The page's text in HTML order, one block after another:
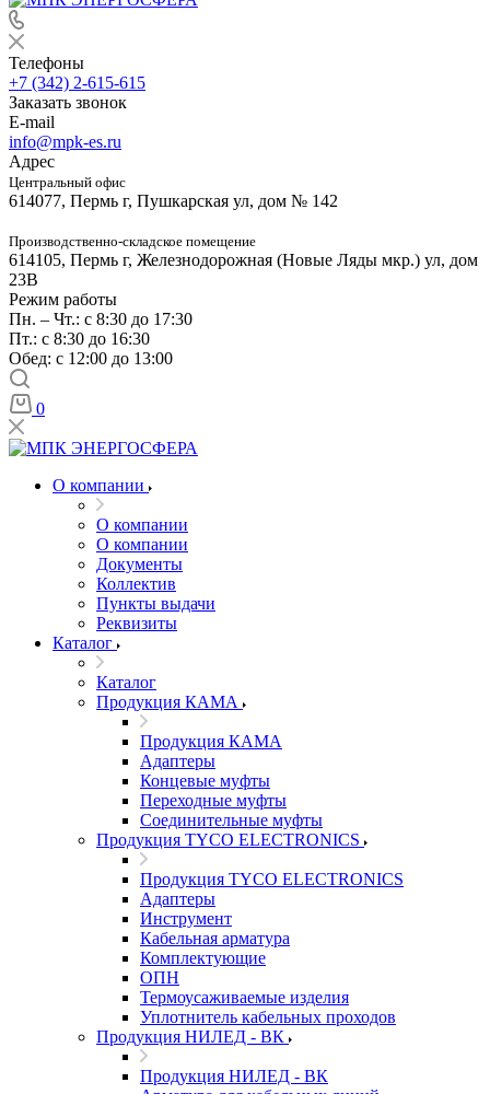
Телефоны
+7 (342) 2-615-615
Заказать звонок
E-mail
info@mpk-es.ru
Адрес
Центральный офис
614077, Пермь г, Пушкарская ул, дом № 142
Производственно-складское помещение
614105, Пермь г, Железнодорожная (Новые Ляды мкр.) ул, дом
23В
Режим работы
Пн. – Чт.: с 8:30 до 17:30
Пт.: с 8:30 до 16:30
Обед: с 12:00 до 13:00
0
О компании
О компании
О компании
Документы
Коллектив
Пункты выдачи
Реквизиты
Каталог
Каталог
Продукция КАМА
Продукция КАМА
Адаптеры
Концевые муфты
Переходные муфты
Соединительные муфты
Продукция TYCO ELECTRONICS
Продукция TYCO ELECTRONICS
Адаптеры
Инструмент
Кабельная арматура
Комплектующие
ОПН
Термоусаживаемые изделия
Уплотнитель кабельных проходов
Продукция НИЛЕД - ВК
Продукция НИЛЕД - ВК